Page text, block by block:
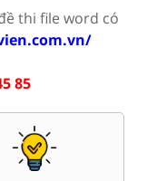
thi file word có
85